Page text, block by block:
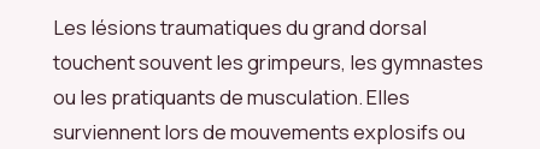
Les lésions traumatiques du grand dorsal
touchent souvent les grimpeurs, les gymnastes
ou les pratiquants de musculation. Elles
surviennent lors de mouvements explosifs ou